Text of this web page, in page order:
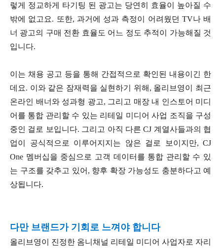
렇게 정교하게 타기팅 된 광고는 당연히 효율이 높아질 수
밖에 없고요. 또한, 과거에 성과 측정이 어려웠던 TV나 배
너 광고의 구매 전환 효율도 어느 정도 추적이 가능해질 것
입니다.
이는 채용 공고 등을 통해 간접적으로 확인된 내용이긴 한
데요. 이와 같은 잠재력을 실현하기 위해, 올리브영이 최근
온라인 배너와 성과형 광고, 그리고 매장 내 인스토어 미디
어를 통합 관리할 수 있는 리테일 미디어 사업 조직을 구성
중인 걸로 보입니다. 그리고 아직 다른 CJ 계열사들과의 협
업이 공식적으로 이루어지지는 않은 걸로 보이지만, CJ
One 멤버십을 중심으로 고객 데이터를 통합 관리할 수 있
는 구조를 갖추고 있어, 향후 확장 가능성도 충분하다고 예
상됩니다.
다만 브랜드가 기회로 느껴야 합니다
올리브영이 진정한 옴니채널 리테일 미디어 사업자로 자리